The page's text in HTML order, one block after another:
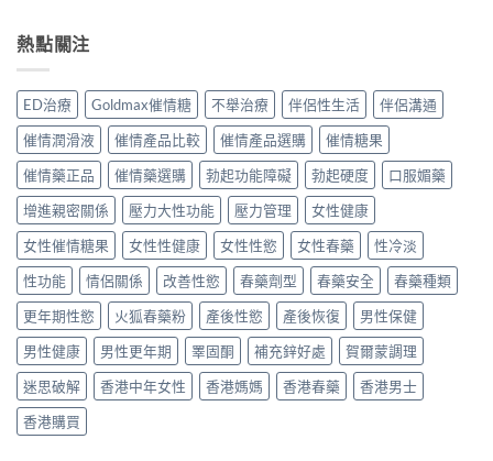
分
享〉
用
評
價
與
用
法
指
南〉
中
高
液
真
實
用
家
評
價〉
中
猛
果
如
何？
香
港
用
家
真
實
評
與
安
全
性
分
析〉
中
FLM
激
素
效
果
如
何？
女
用
強
效
催
興
奮
劑
真
實
用
家
評
熱點關注
ED治療 Goldmax催情糖 不舉治療 伴侶性生活
伴侶溝通
催情潤滑液
催情產品比較 催情產品選購
催情糖果
催情藥正品
催情藥選購 勃起功能障礙 勃起硬度
口服媚藥
增進親密關係
壓力大性功能 壓力管理
女性健康
女性催情糖果
女性性健康 女性性慾 女性春藥
性冷淡
性功能
情侶關係 改善性慾 春藥劑型 春藥安全
春藥種類
更年期性慾
火狐春藥粉 產後性慾 產後恢復
男性保健
男性健康
男性更年期 睪固酮 補充鋅好處
賀爾蒙調理
迷思破解
香港中年女性 香港媽媽 香港春藥
香港男士
香港購買